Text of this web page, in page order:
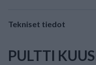
Tekniset tiedot
PULTTI